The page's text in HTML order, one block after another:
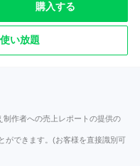
購入する
い放題
制作者への売上レポートの提供の
ができます。(お客様を直接識別可